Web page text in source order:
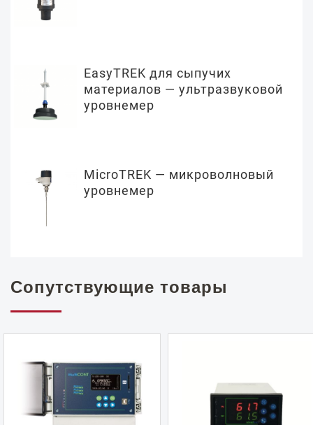
EasyTREK для сыпучих
материалов — ультразвуковой
уровнемер
MicroTREK — микроволновый
уровнемер
Сопутствующие товары